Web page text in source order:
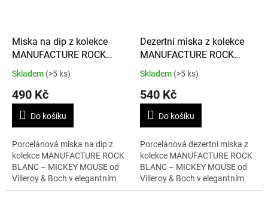
Miska na dip z kolekce
MANUFACTURE ROCK
BLANC – MICKEY MOUSE
Skladem (>5 ks)
490 Kč
Do košíku
Porcelánová miska na dip z
kolekce MANUFACTURE ROCK
BLANC – MICKEY MOUSE od
Villeroy & Boch v elegantním
bílém provedení. Miska o
Dezertní miska z kolekce
MANUFACTURE ROCK
BLANC – MICKEY MOUSE
Skladem (>5 ks)
540 Kč
Do košíku
Porcelánová dezertní miska z
kolekce MANUFACTURE ROCK
BLANC – MICKEY MOUSE od
Villeroy & Boch v elegantním
bílém provedení. Miska o